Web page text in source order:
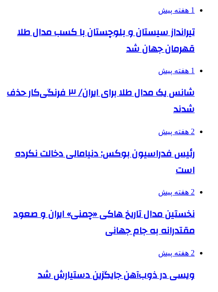
1 هفته پیش
تیرانداز سیستان و بلوچستان با کسب مدال طلا
قهرمان جهان شد
1 هفته پیش
شانس یک مدال طلا برای ایران/ ۳ فرنگی‌کار حذف
شدند
2 هفته پیش
رئیس فدراسیون بوکس: دنیامالی دخالت نکرده
است
2 هفته پیش
نخستین مدال تاریخ هاکی «چمنی» ایران و صعود
مقتدرانه به جام جهانی
2 هفته پیش
ویسی در ذوب‌آهن جایگزین دستیارش شد